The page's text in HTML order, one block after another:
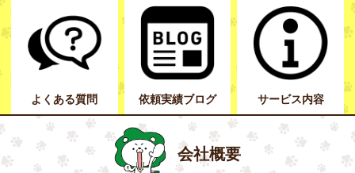
よくある質問 依頼実績ブログ サービス内容
会社概要